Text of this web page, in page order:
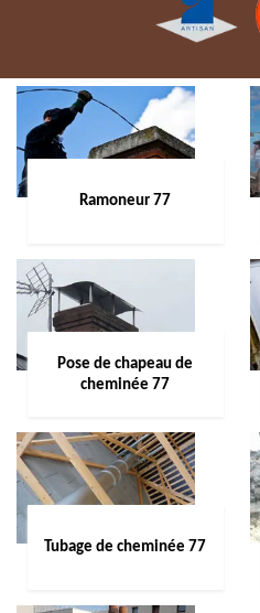
Ramoneur 77
Pose de chapeau de
cheminée 77
Tubage de cheminée 77